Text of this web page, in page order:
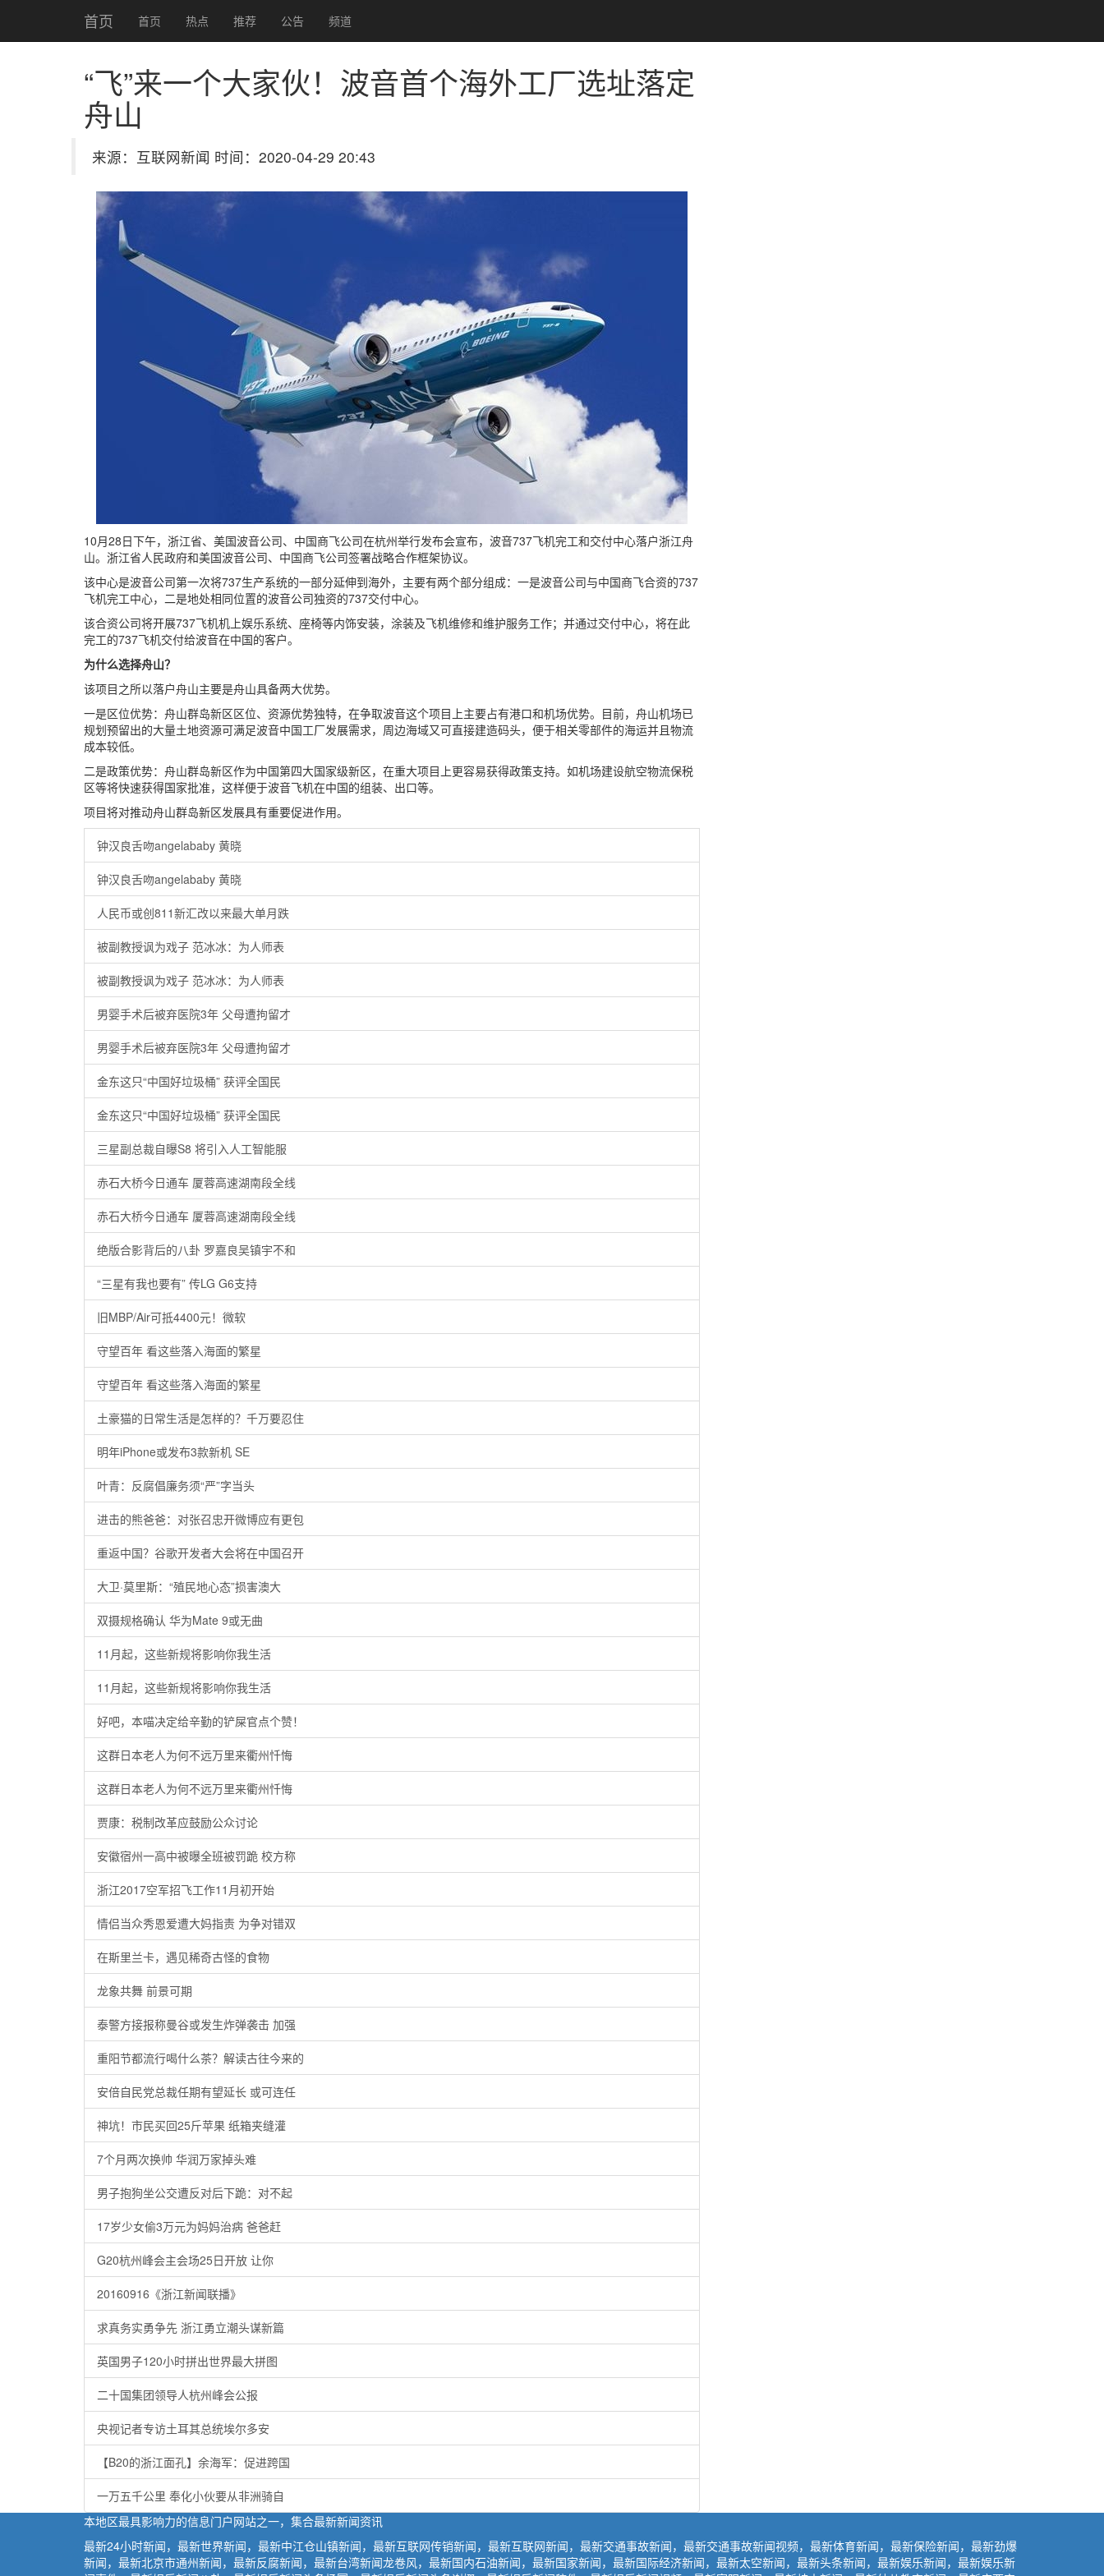
首页 首页 热点 推荐 公告 频道
“飞”来一个大家伙！波音首个海外工厂选址落定
舟山
来源：互联网新闻 时间：2020-04-29 20:43
10月28日下午，浙江省、美国波音公司、中国商飞公司在杭州举行发布会宣布，波音737飞机完工和交付中心落户浙江舟
山。浙江省人民政府和美国波音公司、中国商飞公司签署战略合作框架协议。
该中心是波音公司第一次将737生产系统的一部分延伸到海外，主要有两个部分组成：一是波音公司与中国商飞合资的737
飞机完工中心，二是地处相同位置的波音公司独资的737交付中心。
该合资公司将开展737飞机机上娱乐系统、座椅等内饰安装，涂装及飞机维修和维护服务工作；并通过交付中心，将在此
完工的737飞机交付给波音在中国的客户。
为什么选择舟山？
该项目之所以落户舟山主要是舟山具备两大优势。
一是区位优势：舟山群岛新区区位、资源优势独特，在争取波音这个项目上主要占有港口和机场优势。目前，舟山机场已
规划预留出的大量土地资源可满足波音中国工厂发展需求，周边海域又可直接建造码头，便于相关零部件的海运并且物流
成本较低。
二是政策优势：舟山群岛新区作为中国第四大国家级新区，在重大项目上更容易获得政策支持。如机场建设航空物流保税
区等将快速获得国家批准，这样便于波音飞机在中国的组装、出口等。
项目将对推动舟山群岛新区发展具有重要促进作用。
钟汉良舌吻angelababy 黄晓
钟汉良舌吻angelababy 黄晓
人民币或创811新汇改以来最大单月跌
被副教授讽为戏子 范冰冰：为人师表
被副教授讽为戏子 范冰冰：为人师表
男婴手术后被弃医院3年 父母遭拘留才
男婴手术后被弃医院3年 父母遭拘留才
金东这只“中国好垃圾桶” 获评全国民
金东这只“中国好垃圾桶” 获评全国民
三星副总裁自曝S8 将引入人工智能服
赤石大桥今日通车 厦蓉高速湖南段全线
赤石大桥今日通车 厦蓉高速湖南段全线
绝版合影背后的八卦 罗嘉良吴镇宇不和
“三星有我也要有” 传LG G6支持
旧MBP/Air可抵4400元！微软
守望百年 看这些落入海面的繁星
守望百年 看这些落入海面的繁星
土豪猫的日常生活是怎样的？千万要忍住
明年iPhone或发布3款新机 SE
叶青：反腐倡廉务须“严”字当头
进击的熊爸爸：对张召忠开微博应有更包
重返中国？谷歌开发者大会将在中国召开
大卫·莫里斯：“殖民地心态”损害澳大
双摄规格确认 华为Mate 9或无曲
11月起，这些新规将影响你我生活
11月起，这些新规将影响你我生活
好吧，本喵决定给辛勤的铲屎官点个赞！
这群日本老人为何不远万里来衢州忏悔
这群日本老人为何不远万里来衢州忏悔
贾康：税制改革应鼓励公众讨论
安徽宿州一高中被曝全班被罚跪 校方称
浙江2017空军招飞工作11月初开始
情侣当众秀恩爱遭大妈指责 为争对错双
在斯里兰卡，遇见稀奇古怪的食物
龙象共舞 前景可期
泰警方接报称曼谷或发生炸弹袭击 加强
重阳节都流行喝什么茶？解读古往今来的
安倍自民党总裁任期有望延长 或可连任
神坑！市民买回25斤苹果 纸箱夹缝灌
7个月两次换帅 华润万家掉头难
男子抱狗坐公交遭反对后下跪：对不起
17岁少女偷3万元为妈妈治病 爸爸赶
G20杭州峰会主会场25日开放 让你
20160916《浙江新闻联播》
求真务实勇争先 浙江勇立潮头谋新篇
英国男子120小时拼出世界最大拼图
二十国集团领导人杭州峰会公报
央视记者专访土耳其总统埃尔多安
【B20的浙江面孔】余海军：促进跨国
一万五千公里 奉化小伙要从非洲骑自
本地区最具影响力的信息门户网站之一，集合最新新闻资讯
最新24小时新闻，最新世界新闻，最新中江仓山镇新闻，最新互联网传销新闻，最新互联网新闻，最新交通事故新闻，最新交通事故新闻视频，最新体育新闻，最新保险新闻，最新劲爆
新闻，最新北京市通州新闻，最新反腐新闻，最新台湾新闻龙卷风，最新国内石油新闻，最新国家新闻，最新国际经济新闻，最新太空新闻，最新头条新闻，最新娱乐新闻，最新娱乐新